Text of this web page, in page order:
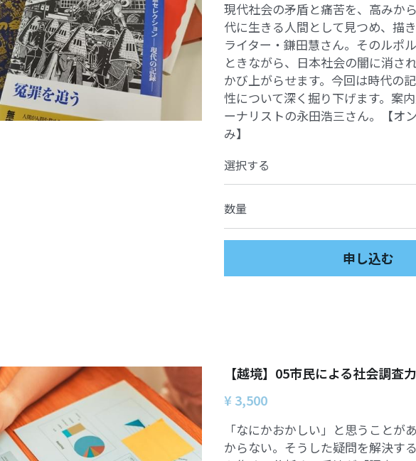
現代社会の矛盾と痛苦を、高みか
代に生きる人間として見つめ、描
ライター・鎌田慧さん。そのルポ
ときながら、日本社会の闇に消さ
かび上がらせます。今回は時代の
性について深く掘り下げます。案
ーナリストの永田浩三さん。【オ
み】
選択する
数量
申し込む
【越境】05市民による社会調査
¥ 3,500
「なにかおかしい」と思うことが
からない。そうした疑問を解決す